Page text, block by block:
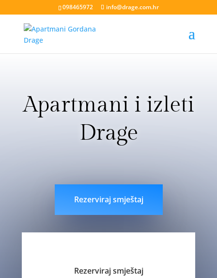
098465972 info@drage.com.hr
Apartmani i izleti
Drage
Rezerviraj smještaj
Rezerviraj smještaj